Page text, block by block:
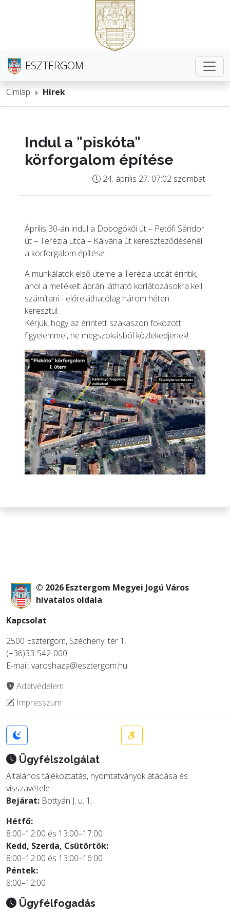
ESZTERGOM
Címlap Hírek
Indul a "piskóta"
körforgalom építése
24. április 27. 07:02 szombat
Április 30-án indul a Dobogókői út – Petőfi Sándor
út – Terézia utca – Kálvária út kereszteződésénél
a körforgalom építése.
A munkálatok első üteme a Terézia utcát érintik,
ahol a mellékelt ábrán látható korlátozásokra kell
számítani - előreláthatólag három héten
keresztül.
Kérjük, hogy az érintett szakaszon fokozott
figyelemmel, ne megszokásból közlekedjenek!
© 2026 Esztergom Megyei Jogú Város
hivatalos oldala
Kapcsolat
2500 Esztergom, Széchenyi tér 1.
(+36)33-542-000
E-mail: varoshaza@esztergom.hu
Adatvédelem
Impresszum
Ügyfélszolgálat
Általános tájékoztatás, nyomtatványok átadása és
visszavétele
Bejárat: Bottyán J. u. 1.
Hétfő:
8:00–12:00 és 13:00–17:00
Kedd, Szerda, Csütörtök:
8:00–12:00 és 13:00–16:00
Péntek:
8:00–12:00
Ügyfélfogadás